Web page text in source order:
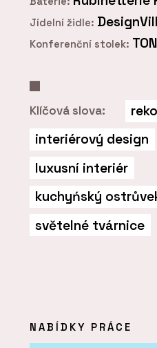
Jídelní židle:
Konferenční stolek:
Klíčová slova:
interiérový design
luxusní interiér
kuchyńský
světelné tvárnice
NABÍDKY PRÁCE